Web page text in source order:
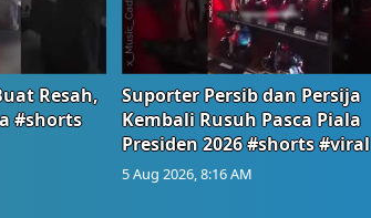
Resah,
#shorts
Suporter Persib dan Persija
Kembali Rusuh Pasca Piala
Presiden 2026 #shorts #viral
5 Aug 2026, 8:16 AM